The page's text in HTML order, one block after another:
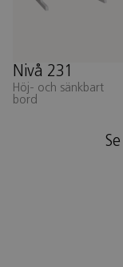
Nivå 231
Höj- och sänkbart
bord